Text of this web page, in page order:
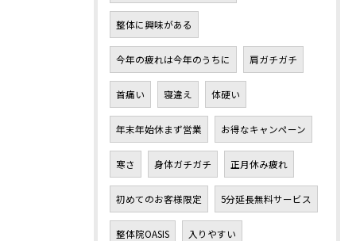
整体に興味がある
今年の疲れは今年のうちに 肩ガチガチ
首痛い 寝違え 体硬い
年末年始休まず営業 お得なキャンペーン
寒さ 身体ガチガチ 正月休み疲れ
初めてのお客様限定 5分延長無料サービス
整体院OASIS 入りやすい